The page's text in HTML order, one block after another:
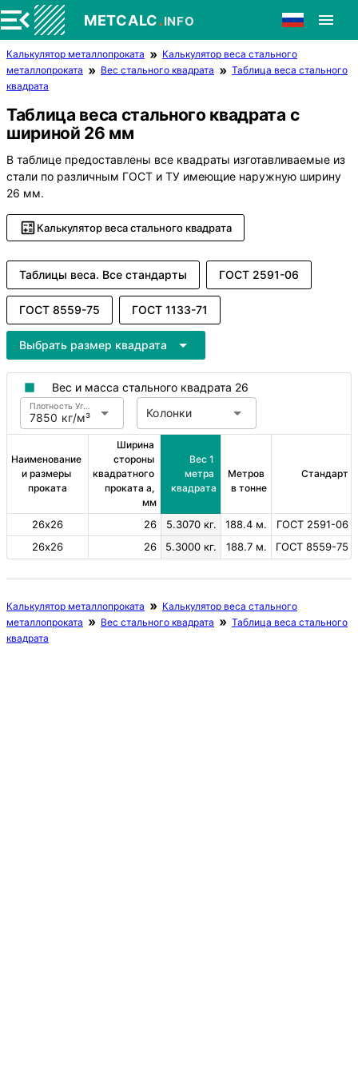
METCALC.INFO
Калькулятор металлопроката
Калькулятор веса стального
металлопроката
Вес стального квадрата
Таблица веса стального
квадрата
Таблица веса стального квадрата с
шириной 26 мм
В таблице предоставлены все квадраты изготавливаемые из
стали по различным ГОСТ и ТУ имеющие наружную ширину
26 мм.
Калькулятор веса стального квадрата
Таблицы веса. Все стандарты ГОСТ 2591-06
ГОСТ 8559-75 ГОСТ 1133-71
Выбрать размер квадрата
Вес и масса стального квадрата 26
7850 кг/м³
Плотность Углеродистая сталь Колонки
Наименование
и размеры
проката
Ширина
стороны
квадратного
проката a,
мм
Вес 1
метра
квадрата
Метров
в тонне
Стандарт
26х26 26 5.3070 кг. 188.4 м.
ГОСТ 2591-06
26х26
26 5.3000 кг. 188.7 м. ГОСТ 8559-75
Калькулятор металлопроката
Калькулятор веса стального
металлопроката
Вес стального квадрата
Таблица веса стального
квадрата